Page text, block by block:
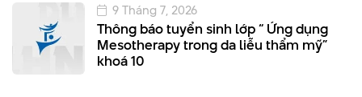
Thông báo tuyển sinh lớp “ Ứng dụng
Mesotherapy trong da liễu thẩm mỹ”
khoá 10
9 Tháng 7, 2026